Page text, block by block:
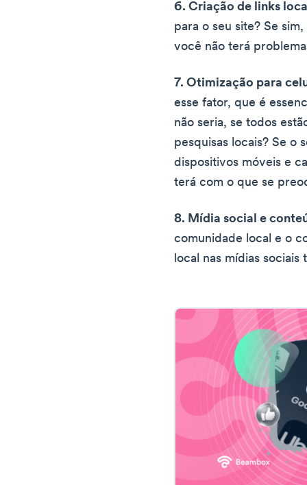
6. Criação de links
para o seu site? Se
você não terá
7. Otimização para
esse fator, que é
não seria, se todos
pesquisas locais? Se o
dispositivos móveis e
terá com o que se
8. Mídia social e
comunidade local e o
local nas mídias sociais